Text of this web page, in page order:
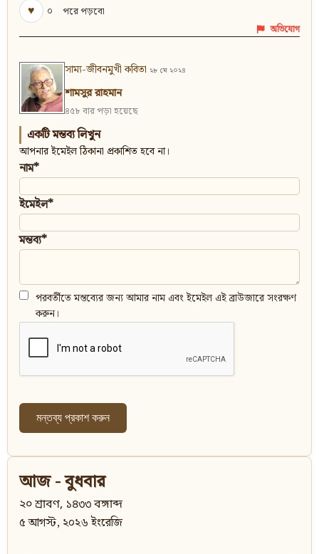
♥
০ পরে পড়বো
অভিযোগ
সাম্য-জীবনমুখী কবিতা ২৮ মে ২০২৪
শামসুর রাহমান
৪৫৮ বার পড়া হয়েছে
একটি মন্তব্য লিখুন
আপনার ইমেইল ঠিকানা প্রকাশিত হবে না।
নাম*
ইমেইল*
মন্তব্য*
পরবর্তীতে মন্তব্যের জন্য আমার নাম এবং ইমেইল এই ব্রাউজারে সংরক্ষণ
করুন।
আজ - বুধবার
২০ শ্রাবণ, ১৪৩৩ বঙ্গাব্দ
৫ আগস্ট, ২০২৬ ইংরেজি